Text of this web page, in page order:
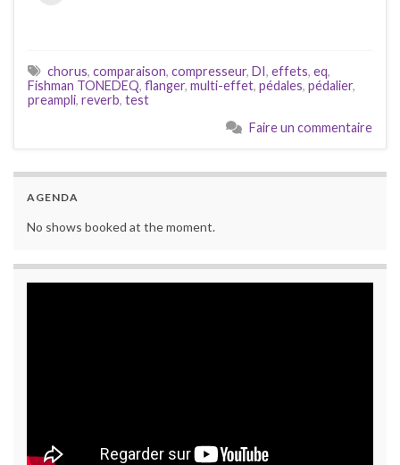
chorus, comparaison, compresseur, DI, effets, eq,
Fishman TONEDEQ, flanger, multi-effet, pédales, pédalier,
preampli, reverb, test
Faire un commentaire
AGENDA
No shows booked at the moment.